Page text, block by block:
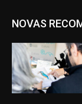
NOVAS